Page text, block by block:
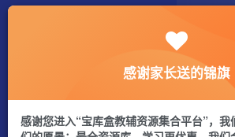
感谢家长送的锦旗
感谢您进入“宝库盒教辅资源集合平台”，